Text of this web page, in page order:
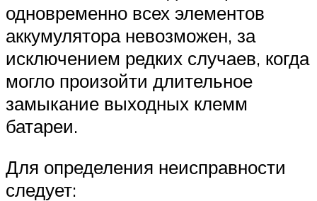
одновременно всех элементов
аккумулятора невозможен, за
исключением редких случаев, когда
могло произойти длительное
замыкание выходных клемм
батареи.
Для определения неисправности
следует: